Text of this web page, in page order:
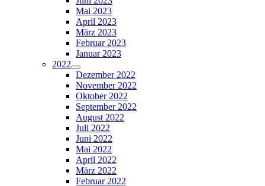
Mai 2023
April 2023
März 2023
Februar 2023
Januar 2023
2022
Dezember 2022
November 2022
Oktober 2022
September 2022
August 2022
Juli 2022
Juni 2022
Mai 2022
April 2022
März 2022
Februar 2022